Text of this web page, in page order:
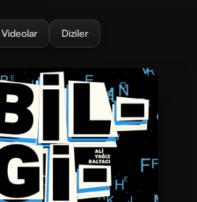
Videolar Diziler